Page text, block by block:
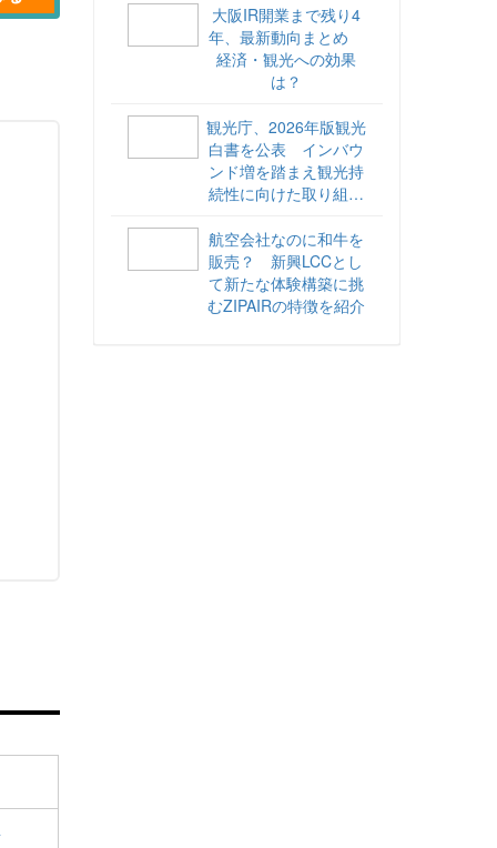
海外DMOのリアル
vol.6】
大阪IR開業まで残り4
年、最新動向まとめ
経済・観光への効果
は？
観光庁、2026年版観光
白書を公表 インバウ
ンド増を踏まえ観光持
続性に向けた取り組み
航空会社なのに和牛を
販売？ 新興LCCとし
て新たな体験構築に挑
むZIPAIRの特徴を紹介